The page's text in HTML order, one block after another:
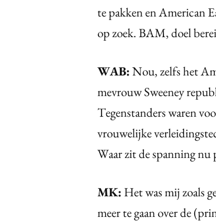
te pakken en American
op zoek. BAM, doel
WAB:Nou, zelfs het
mevrouw Sweeney
Tegenstanders waren
vrouwelijke
Waar zit de spanning nu
MK: Het was mij zoals
meer te gaan over de